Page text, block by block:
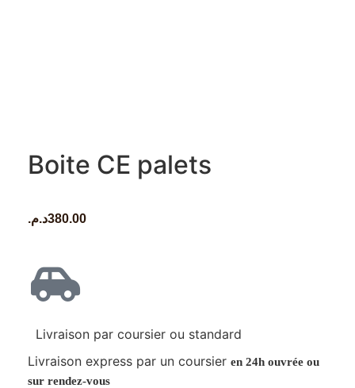
Boite CE palets
380.00د.م.
Livraison par coursier ou standard
Livraison express par un coursier en 24h ouvrée ou
sur rendez-vous